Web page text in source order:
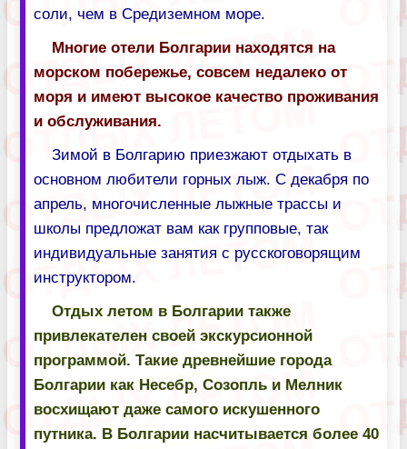
соли, чем в Средиземном море.
Многие отели Болгарии находятся на
морском побережье, совсем недалеко от
моря и имеют высокое качество проживания
и обслуживания.
Зимой в Болгарию приезжают отдыхать в
основном любители горных лыж. С декабря по
апрель, многочисленные лыжные трассы и
школы предложат вам как групповые, так
индивидуальные занятия с русскоговорящим
инструктором.
Отдых летом в Болгарии также
привлекателен своей экскурсионной
программой. Такие древнейшие города
Болгарии как Несебр, Созопль и Мелник
восхищают даже самого искушенного
путника. В Болгарии насчитывается более 40